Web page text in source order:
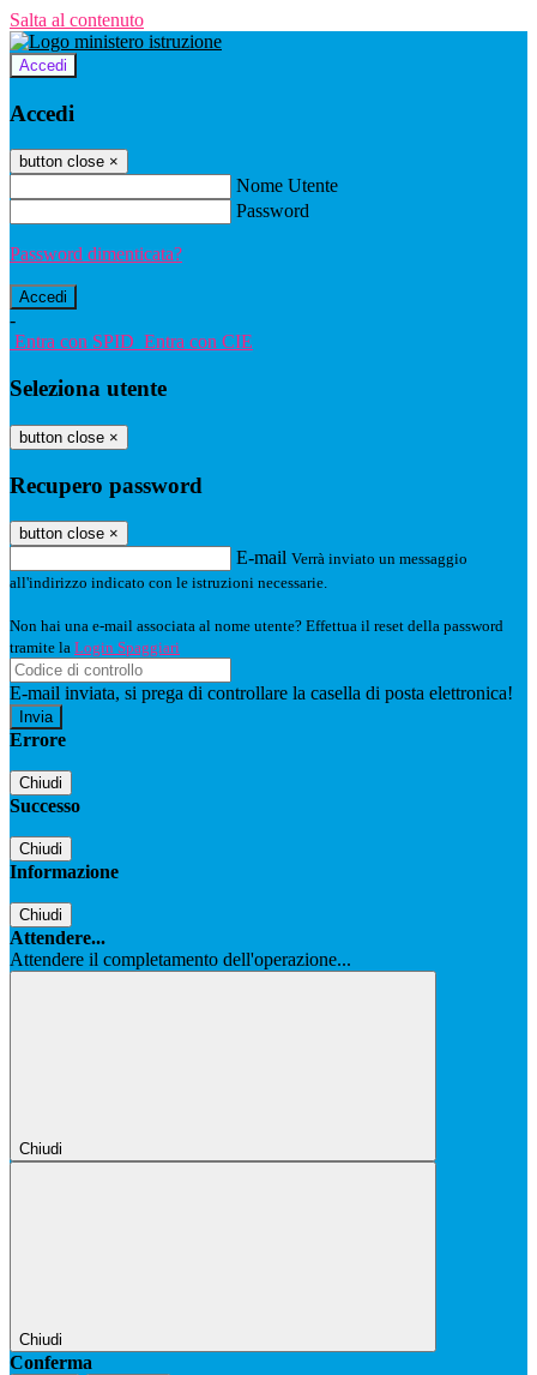
Salta al contenuto
Accedi
Accedi
button close ×
Nome Utente
Password
Password dimenticata?
-
Entra con SPID Entra con CIE
Seleziona utente
button close ×
Recupero password
button close ×
E-mail Verrà inviato un messaggio
all'indirizzo indicato con le istruzioni necessarie.
Non hai una e-mail associata al nome utente? Effettua il reset della password
tramite la Login Spaggiari
E-mail inviata, si prega di controllare la casella di posta elettronica!
Errore
Chiudi
Successo
Chiudi
Informazione
Chiudi
Attendere...
Attendere il completamento dell'operazione...
Chiudi
Chiudi
Conferma